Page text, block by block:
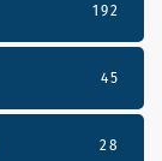
192
45
28